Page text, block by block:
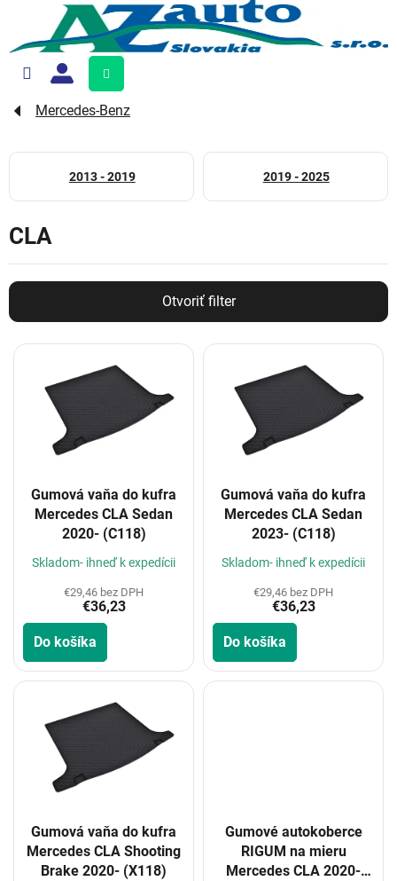
obsah
Nákupný
košík
Mercedes-Benz
2013 - 2019 2019 - 2025
CLA
Otvoriť filter
V
Gumová vaňa do kufra
Mercedes CLA Sedan
2020- (C118)
Skladom- ihneď k expedícii
€29,46 bez DPH
€36,23
Do košíka
Gumová vaňa do kufra
Mercedes CLA Sedan
2023- (C118)
Skladom- ihneď k expedícii
€29,46 bez DPH
€36,23
Do košíka
Gumová vaňa do kufra
Mercedes CLA Shooting
Brake 2020- (X118)
Gumové autokoberce
RIGUM na mieru
Mercedes CLA 2020-